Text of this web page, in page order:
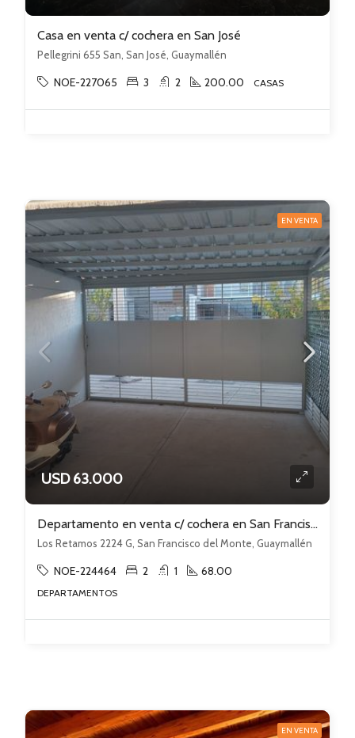
Casa en venta c/ cochera en San José
Pellegrini 655 San, San José, Guaymallén
NOE-227065 3 2 200.00 CASAS
EN VENTA
USD 63.000
Departamento en venta c/ cochera en San Francisco del Monte
Los Retamos 2224 G, San Francisco del Monte, Guaymallén
NOE-224464 2 1 68.00
DEPARTAMENTOS
EN VENTA